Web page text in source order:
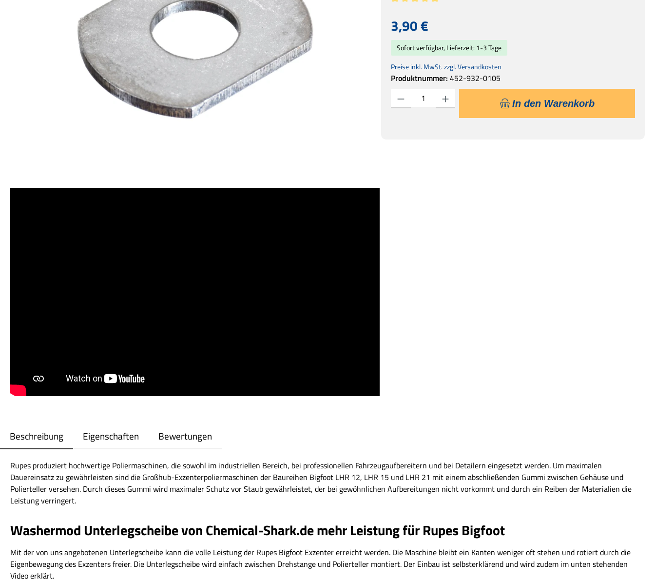
Regulärer Preis:
3,90 €
Preise inkl. MwSt. zzgl. Versandkosten
Produktnummer:452-932-0105
Sofort verfügbar, Lieferzeit: 1-3 Tage
Produkt Anzahl: Gib den gewünschten Wert ein oder benutze die Schaltflächen um die
In den Warenkorb
Beschreibung Eigenschaften Bewertungen
Rupes produziert hochwertige Poliermaschinen, die sowohl im industriellen Bereich, bei professionellen Fahrzeugaufbereitern und bei Detailern eingesetzt werden. Um maximalen
Dauereinsatz zu gewährleisten sind die Großhub-Exzenterpoliermaschinen der Baureihen Bigfoot LHR 12, LHR 15 und LHR 21 mit einem abschließenden Gummi zwischen Gehäuse und
Polierteller versehen. Durch dieses Gummi wird maximaler Schutz vor Staub gewährleistet, der bei gewöhnlichen Aufbereitungen nicht vorkommt und durch ein Reiben der Materialien die
Leistung verringert.
Washermod Unterlegscheibe von Chemical-Shark.de mehr Leistung für Rupes Bigfoot
Mit der von uns angebotenen Unterlegscheibe kann die volle Leistung der Rupes Bigfoot Exzenter erreicht werden. Die Maschine bleibt ein Kanten weniger oft stehen und rotiert durch die
Eigenbewegung des Exzenters freier. Die Unterlegscheibe wird einfach zwischen Drehstange und Polierteller montiert. Der Einbau ist selbsterklärend und wird zudem im unten stehenden
Video erklärt.